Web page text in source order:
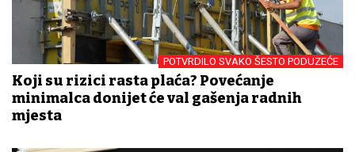
POTVRDILO SVAKO ŠESTO PODUZEĆE
Koji su rizici rasta plaća? Povećanje
minimalca donijet će val gašenja radnih
mjesta